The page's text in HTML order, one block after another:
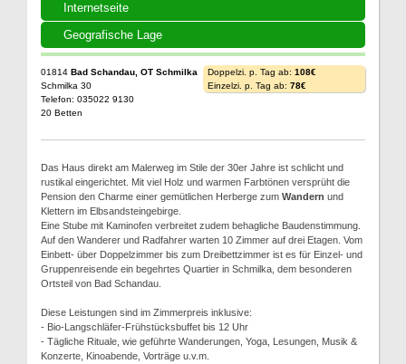
Internetseite
Geografische Lage
01814 Bad Schandau, OT Schmilka
Schmilka 30
Telefon: 035022 9130
20 Betten
Doppelzi. p. Tag ab: 108€
Einzelzi. p. Tag ab: 78€
Das Haus direkt am Malerweg im Stile der 30er Jahre ist schlicht und
rustikal eingerichtet. Mit viel Holz und warmen Farbtönen versprüht die
Pension den Charme einer gemütlichen Herberge zum Wandern und
Klettern im Elbsandsteingebirge.
Eine Stube mit Kaminofen verbreitet zudem behagliche Baudenstimmung.
Auf den Wanderer und Radfahrer warten 10 Zimmer auf drei Etagen. Vom
Einbett- über Doppelzimmer bis zum Dreibettzimmer ist es für Einzel- und
Gruppenreisende ein begehrtes Quartier in Schmilka, dem besonderen
Ortsteil von Bad Schandau.
Diese Leistungen sind im Zimmerpreis inklusive:
- Bio-Langschläfer-Frühstücksbuffet bis 12 Uhr
- Tägliche Rituale, wie geführte Wanderungen, Yoga, Lesungen, Musik &
Konzerte, Kinoabende, Vorträge u.v.m.